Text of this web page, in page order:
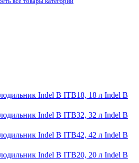
Indel B
Indel B
Indel B
Indel B